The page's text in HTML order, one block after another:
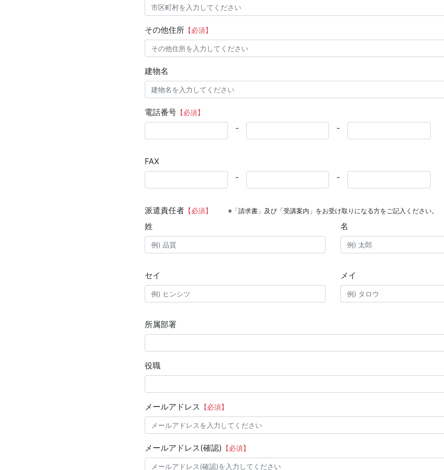
その他住所 【必須】
建物名
電話番号 【必須】
- -
FAX
-
-
派遣責任者 【必須】 ※「請求書」及び「受講案内」をお受け取りになる方をご記入ください。
姓 名
セイ メイ
所属部署
役職
メールアドレス 【必須】
メールアドレス(確認) 【必須】